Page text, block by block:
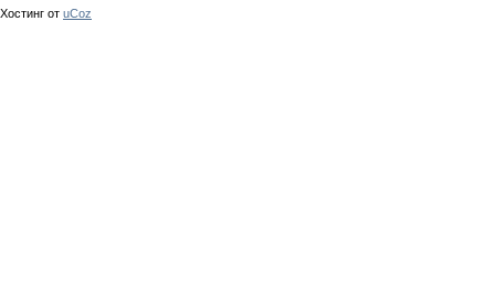
Хостинг от uCoz